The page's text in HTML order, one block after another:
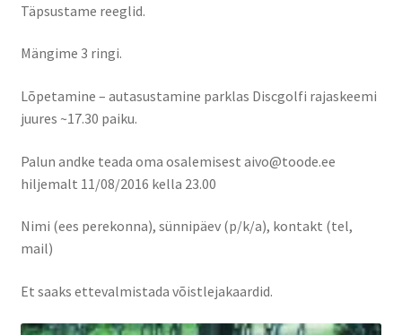
Naissaare sadama ajalugu
Sadama galerii
Saunad
Saunamaja
Täpsustame reeglid.
Mängime 3 ringi.
Lõpetamine – autasustamine parklas Discgolfi rajaskeemi
juures ~17.30 paiku.
Palun andke teada oma osalemisest aivo@toode.ee
hiljemalt 11/08/2016 kella 23.00
Nimi (ees perekonna), sünnipäev (p/k/a), kontakt (tel,
mail)
Et saaks ettevalmistada võistlejakaardid.